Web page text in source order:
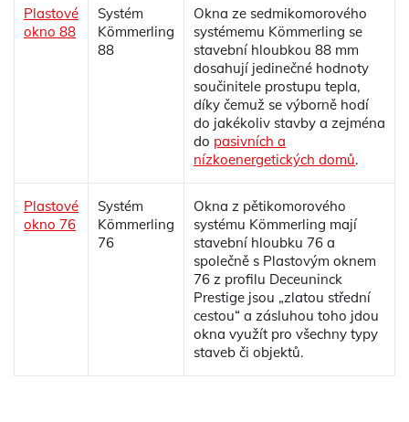
Plastové
okno 88
Systém
Kömmerling
88
Okna ze sedmikomorového
systémemu Kömmerling se
stavební hloubkou 88 mm
dosahují jedinečné hodnoty
součinitele prostupu tepla,
díky čemuž se výborně hodí
do jakékoliv stavby a zejména
do pasivních a
nízkoenergetických domů.
Plastové
okno 76
Systém
Kömmerling
76
Okna z pětikomorového
systému Kömmerling mají
stavební hloubku 76 a
společně s Plastovým oknem
76 z profilu Deceuninck
Prestige jsou „zlatou střední
cestou“ a zásluhou toho jdou
okna využít pro všechny typy
staveb či objektů.